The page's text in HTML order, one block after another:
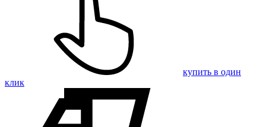
купить в один
клик